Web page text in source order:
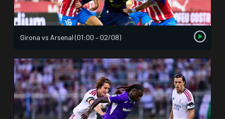
Girona vs Arsenal (01:00 – 02/08)